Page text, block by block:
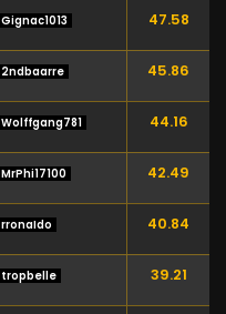
Gignac1013 47.58
2ndbaarre 45.86
Wolffgang781 44.16
MrPhi17100 42.49
rronaIdo 40.84
tropbelle 39.21